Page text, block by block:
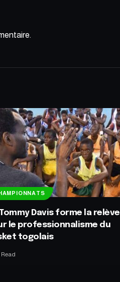
Tommy Davis forme la relève
le professionnalisme du
togolais
Read